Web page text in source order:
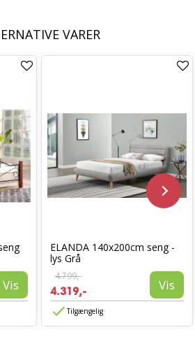
VARER
Vis
ELANDA 140x200cm seng -
lys Grå
4.799,-
4.319,- Vis
Tilgængelig